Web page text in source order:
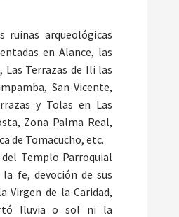
ruinas arqueológicas
en Alance, las
Las Terrazas de Ili las
San Vicente,
y Tolas en Las
Zona Palma Real,
de Tomacucho, etc.
Templo Parroquial
la fe, devoción de sus
Virgen de la Caridad,
lluvia o sol ni la